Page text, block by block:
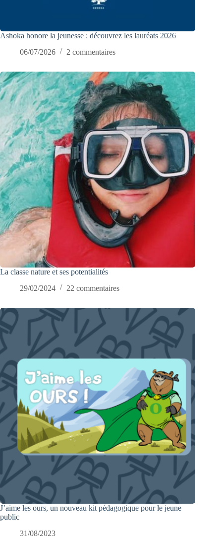
Ashoka honore la jeunesse : découvrez les lauréats 2026
06/07/2026
2 commentaires
La classe nature et ses potentialités
29/02/2024
22 commentaires
J’aime les ours, un nouveau kit pédagogique pour le jeune
public
31/08/2023